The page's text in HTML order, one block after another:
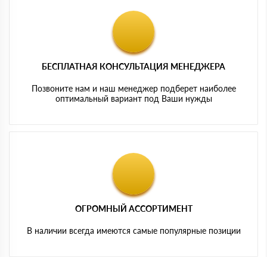
БЕСПЛАТНАЯ КОНСУЛЬТАЦИЯ МЕНЕДЖЕРА
Позвоните нам и наш менеджер подберет наиболее
оптимальный вариант под Ваши нужды
ОГРОМНЫЙ АССОРТИМЕНТ
В наличии всегда имеются самые популярные позиции